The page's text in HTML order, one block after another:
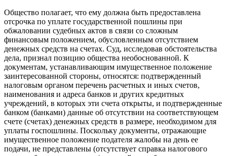
Общество полагает, что ему должна быть предоставлена
отсрочка по уплате государственной пошлины при
обжаловании судебных актов в связи со сложным
финансовым положением, обусловленным отсутствием
денежных средств на счетах. Суд, исследовав обстоятельства
дела, признал позицию общества необоснованной. К
документам, устанавливающим имущественное положение
заинтересованной стороны, относятся: подтвержденный
налоговым органом перечень расчетных и иных счетов,
наименования и адреса банков и других кредитных
учреждений, в которых эти счета открыты, и подтвержденные
банком (банками) данные об отсутствии на соответствующем
счете (счетах) денежных средств в размере, необходимом для
уплаты госпошлины. Поскольку документы, отражающие
имущественное положение подателя жалобы на день ее
подачи, не представлены (отсутствует справка налогового